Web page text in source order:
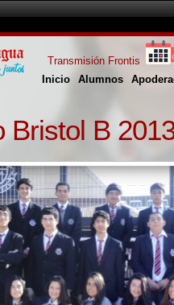
Inicio Alumnos
Transmisión Frontis
Bristol B